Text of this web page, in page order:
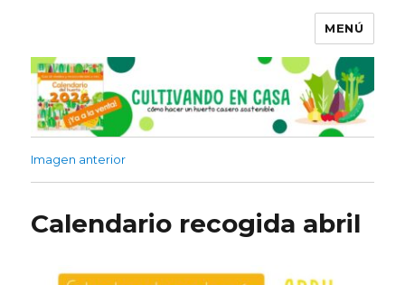
MENÚ
Imagen anterior
Calendario recogida abril